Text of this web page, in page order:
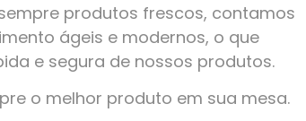
produtos frescos, contamos
ágeis e modernos, o que
e segura de nossos produtos.
o melhor produto em sua mesa.